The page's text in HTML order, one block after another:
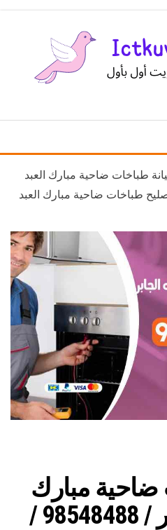
الكويت
طباخات ضاحية مبارك العبد
/ 98548488 / فني تصليح طباخات ضاحية مبارك العبد
ضاحية مبارك
العبد الله الجابر / 98548488 /